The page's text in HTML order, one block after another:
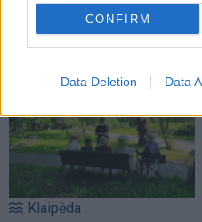
CONFIRM
Data Deletion Data
Patiltė keliaujantiems į
keltą bus atidaryta rudenį
Klaipėda